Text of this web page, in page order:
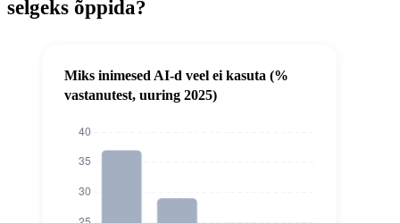
selgeks õppida?
Miks inimesed AI-d veel ei kasuta (%
vastanutest, uuring 2025)